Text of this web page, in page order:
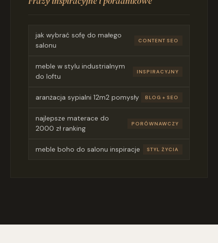
jak wybrać sofę do małego
salonu
CONTENT SEO
meble w stylu industrialnym
do loftu
INSPIRACYJNY
aranżacja sypialni 12m2 pomysły BLOG + SEO
najlepsze materace do
2000 zł ranking
PORÓWNAWCZY
meble boho do salonu inspiracje STYL ŻYCIA